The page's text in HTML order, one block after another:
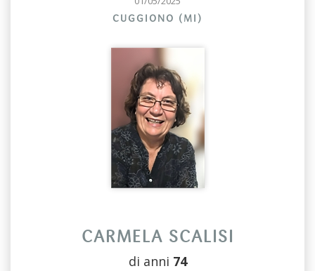
CUGGIONO (MI)
CARMELA SCALISI
di anni 74